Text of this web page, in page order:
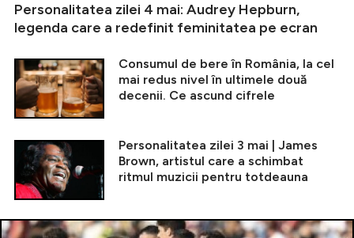
Personalitatea zilei 4 mai: Audrey Hepburn,
legenda care a redefinit feminitatea pe ecran
Consumul de bere în România, la cel
mai redus nivel în ultimele două
decenii. Ce ascund cifrele
Personalitatea zilei 3 mai | James
Brown, artistul care a schimbat
ritmul muzicii pentru totdeauna